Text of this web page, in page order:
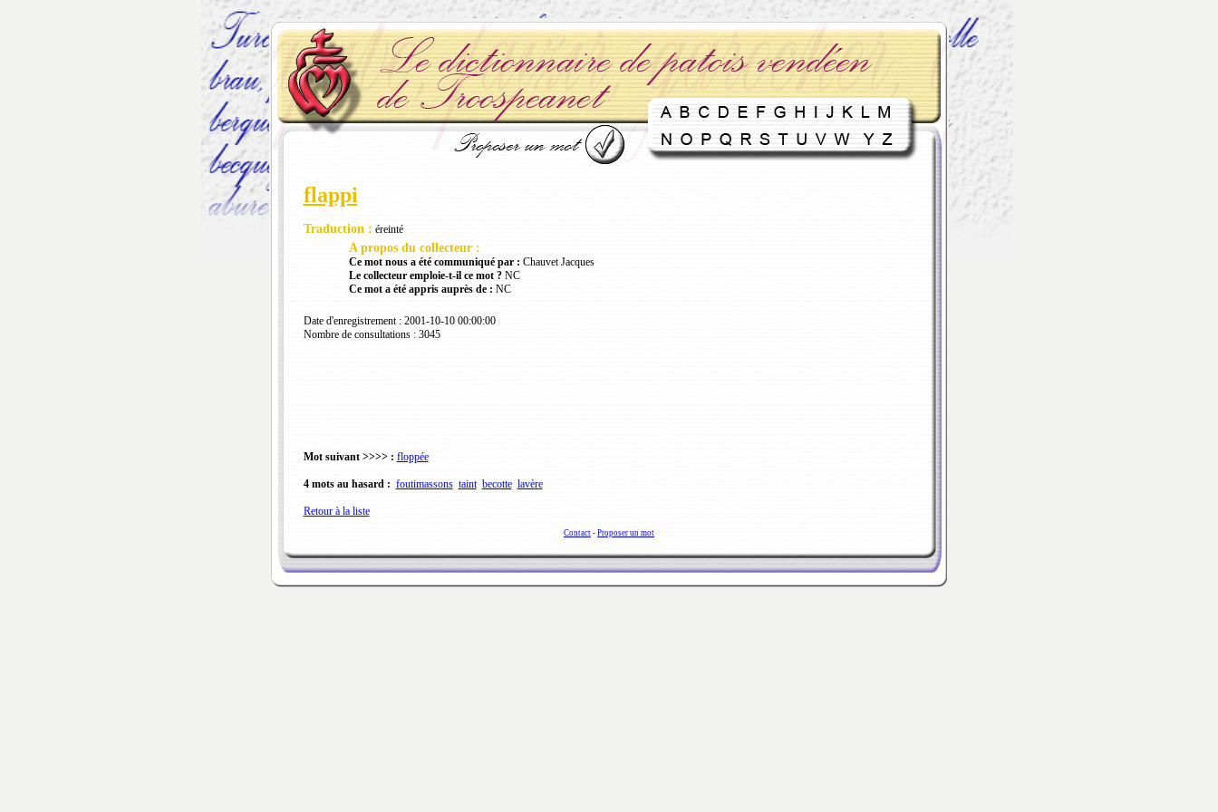
flappi
Traduction : éreinté
A propos du collecteur :
Ce mot nous a été communiqué par : Chauvet Jacques
Le collecteur emploie-t-il ce mot ?NC
Ce mot a été appris auprès de : NC
Date d'enregistrement : 2001-10-10 00:00:00
Nombre de consultations : 3045
Mot suivant >>>> : floppée
4 mots au hasard : foutimassons taint becotte lavère
Retour à la liste
Contact - Proposer un mot